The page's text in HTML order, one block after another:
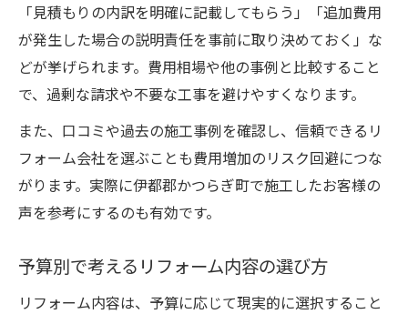
「見積もりの内訳を明確に記載してもらう」「追加費用
が発生した場合の説明責任を事前に取り決めておく」な
どが挙げられます。費用相場や他の事例と比較すること
で、過剰な請求や不要な工事を避けやすくなります。
また、口コミや過去の施工事例を確認し、信頼できるリ
フォーム会社を選ぶことも費用増加のリスク回避につな
がります。実際に伊都郡かつらぎ町で施工したお客様の
声を参考にするのも有効です。
予算別で考えるリフォーム内容の選び方
リフォーム内容は、予算に応じて現実的に選択すること